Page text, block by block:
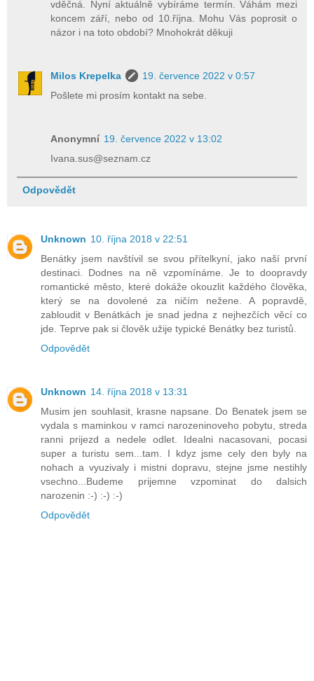
vděčná. Nyní aktuálně vybíráme termín. Váhám mezi
koncem září, nebo od 10.října. Mohu Vás poprosit o
názor i na toto období? Mnohokrát děkuji
Milos Krepelka
19. července 2022 v 0:57
Pošlete mi prosím kontakt na sebe.
Anonymní 19. července 2022 v 13:02
Ivana.sus@seznam.cz
Odpovědět
Unknown 10. října 2018 v 22:51
Benátky jsem navštívil se svou přítelkyní, jako naší první
destinaci. Dodnes na ně vzpomínáme. Je to doopravdy
romantické město, které dokáže okouzlit každého člověka,
který se na dovolené za ničím nežene. A popravdě,
zabloudit v Benátkách je snad jedna z nejhezčích věcí co
jde. Teprve pak si člověk užije typické Benátky bez turistů.
Odpovědět
Unknown 14. října 2018 v 13:31
Musim jen souhlasit, krasne napsane. Do Benatek jsem se
vydala s maminkou v ramci narozeninoveho pobytu, streda
ranni prijezd a nedele odlet. Idealni nacasovani, pocasi
super a turistu sem...tam. I kdyz jsme cely den byly na
nohach a vyuzivaly i mistni dopravu, stejne jsme nestihly
vsechno...Budeme prijemne vzpominat do dalsich
narozenin :-) :-) :-)
Odpovědět